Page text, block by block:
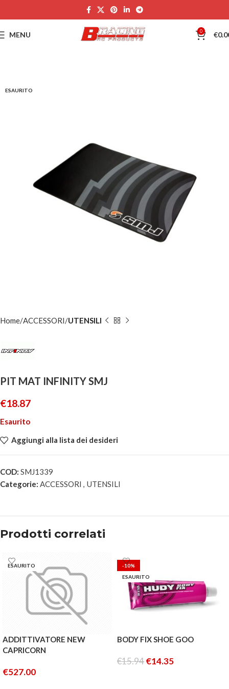
MENU 0 €
ESAURITO
Home ACCESSORI UTENSILI
PIT MAT INFINITY SMJ
€18.87
Esaurito
Aggiungi alla lista dei desideri
COD: SMJ1339
Categorie: ACCESSORI , UTENSILI
Prodotti correlati
ESAURITO
ADDITTIVATORE NEW
CAPRICORN
€527.00
-10%
ESAURITO
BODY FIX SHOE GOO
€15.94€14.35